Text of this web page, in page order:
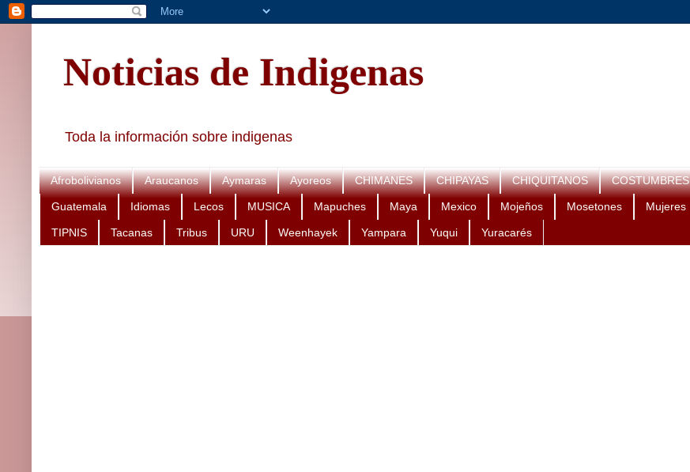
Noticias de Indigenas
Toda la información sobre indigenas
Afrobolivianos Araucanos Aymaras Ayoreos CHIMANES CHIPAYAS CHIQUITANOS COSTUMBRES
Guatemala Idiomas Lecos MUSICA Mapuches Maya Mexico Mojeños Mosetones Mujeres
TIPNIS Tacanas Tribus URU Weenhayek Yampara Yuqui Yuracarés